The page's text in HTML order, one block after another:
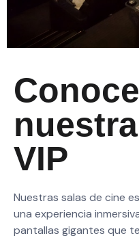
Conoce
VIP
Nuestras salas de cine
una experiencia
pantallas gigantes que